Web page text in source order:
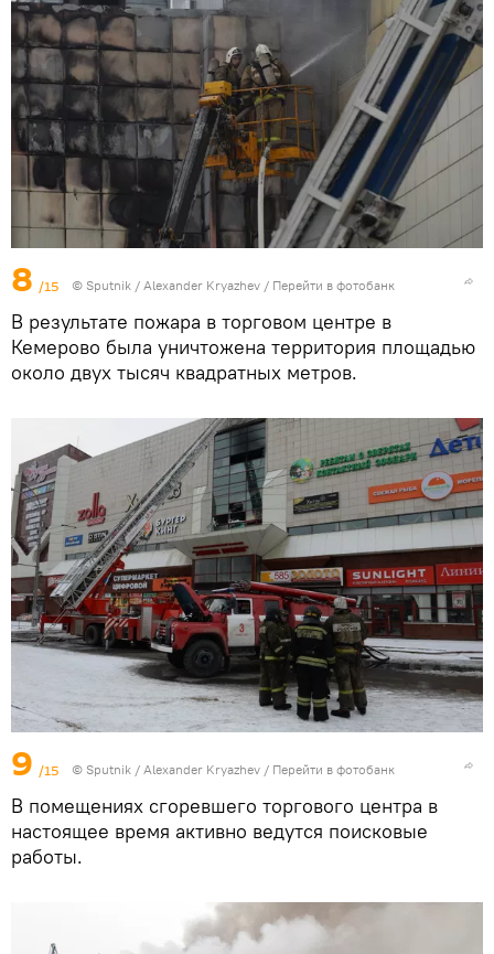
8 /15 © Sputnik / Alexander Kryazhev / Перейти в фотобанк
В результате пожара в торговом центре в
Кемерово была уничтожена территория площадью
около двух тысяч квадратных метров.
9 /15 © Sputnik / Alexander Kryazhev / Перейти в фотобанк
В помещениях сгоревшего торгового центра в
настоящее время активно ведутся поисковые
работы.